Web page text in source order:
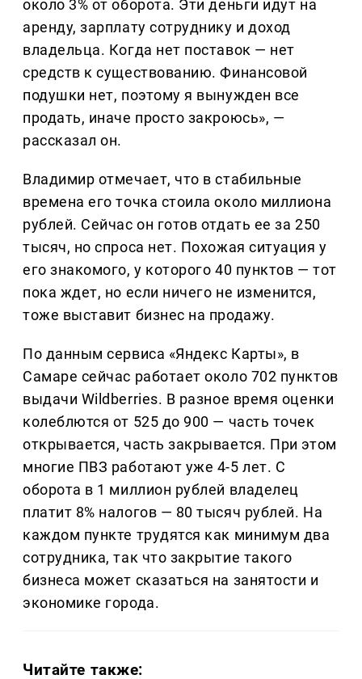
около 3% от оборота. Эти деньги идут на
аренду, зарплату сотруднику и доход
владельца. Когда нет поставок — нет
средств к существованию. Финансовой
подушки нет, поэтому я вынужден все
продать, иначе просто закроюсь», —
рассказал он.
Владимир отмечает, что в стабильные
времена его точка стоила около миллиона
рублей. Сейчас он готов отдать ее за 250
тысяч, но спроса нет. Похожая ситуация у
его знакомого, у которого 40 пунктов — тот
пока ждет, но если ничего не изменится,
тоже выставит бизнес на продажу.
По данным сервиса «Яндекс Карты», в
Самаре сейчас работает около 702 пунктов
выдачи Wildberries. В разное время оценки
колеблются от 525 до 900 — часть точек
открывается, часть закрывается. При этом
многие ПВЗ работают уже 4-5 лет. С
оборота в 1 миллион рублей владелец
платит 8% налогов — 80 тысяч рублей. На
каждом пункте трудятся как минимум два
сотрудника, так что закрытие такого
бизнеса может сказаться на занятости и
экономике города.
Читайте также: